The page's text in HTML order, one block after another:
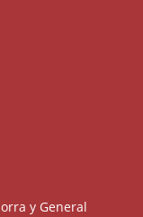
y General